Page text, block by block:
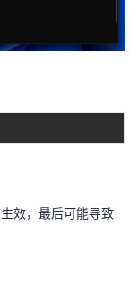
效，最后可能导致